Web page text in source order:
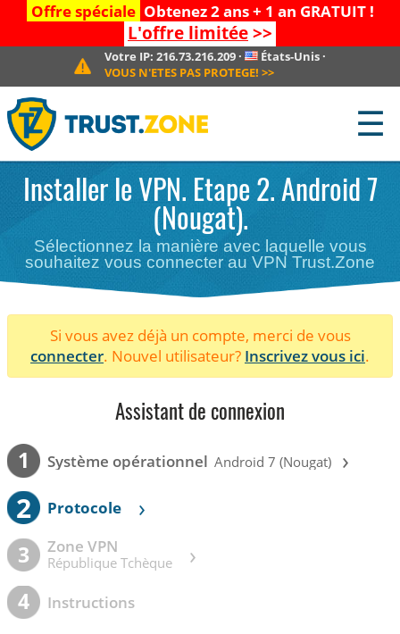
Offre spéciale Obtenez 2 ans + 1 an GRATUIT !
L'offre limitée>>
Votre IP: 216.73.216.209· États-Unis ·
VOUS N'ETES PAS PROTEGE! >>
☰
Installer le VPN. Etape 2. Android 7
(Nougat).
Sélectionnez la manière avec laquelle vous
souhaitez vous connecter au VPN Trust.Zone
Si vous avez déjà un compte, merci de vous
connecter. Nouvel utilisateur? Inscrivez vous ici.
Assistant de connexion
1 Système opérationnel Android 7 (Nougat) ›
2 Protocole ›
3 Zone VPN
République Tchèque ›
4 Instructions